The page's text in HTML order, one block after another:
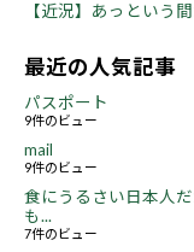
【近況】あっという
最近の人気記事
パスポート
9件のビュー
mail
9件のビュー
食にうるさい日本人
も...
7件のビュー